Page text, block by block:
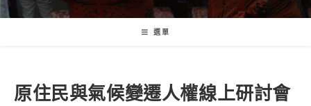
選單
原住民與氣候變遷人權線上研討會